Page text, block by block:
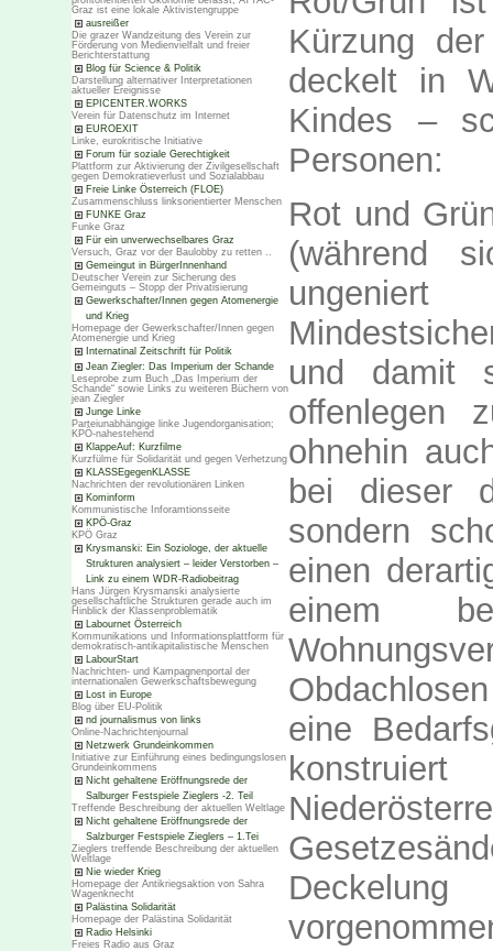
Graz ist eine lokale Aktivistengruppe
ausreißer
Die grazer Wandzeitung des Verein zur
Förderung von Medienvielfalt und freier
Berichterstattung
Blog für Science & Politik
Darstellung alternativer Interpretationen
aktueller Ereignisse
EPICENTER.WORKS
Verein für Datenschutz im Internet
EUROEXIT
Linke, eurokritische Initiative
Forum für soziale Gerechtigkeit
Plattform zur Aktivierung der Zivilgesellschaft
gegen Demokratieverlust und Sozialabbau
Freie Linke Österreich (FLOE)
Zusammenschluss linksorientierter Menschen
FUNKE Graz
Funke Graz
Für ein unverwechselbares Graz
Versuch, Graz vor der Baulobby zu retten ..
Gemeingut in BürgerInnenhand
Deutscher Verein zur Sicherung des
Gemeinguts – Stopp der Privatisierung
Gewerkschafter/Innen gegen Atomenergie
und Krieg
Homepage der Gewerkschafter/Innen gegen
Atomenergie und Krieg
Internatinal Zeitschrift für Politik
Jean Ziegler: Das Imperium der Schande
Leseprobe zum Buch „Das Imperium der
Schande“ sowie Links zu weiteren Büchern von
jean Ziegler
Junge Linke
Parteiunabhängige linke Jugendorganisation;
KPÖ-nahestehend
KlappeAuf: Kurzfilme
Kurzfülme für Solidarität und gegen Verhetzung
KLASSEgegenKLASSE
Nachrichten der revolutionären Linken
Kominform
Kommunistische Inforamtionsseite
KPÖ-Graz
KPÖ Graz
Krysmanski: Ein Soziologe, der aktuelle
Strukturen analysiert – leider Verstorben –
Link zu einem WDR-Radiobeitrag
Hans Jürgen Krysmanski analysierte
gesellschaftliche Strukturen gerade auch im
Hinblick der Klassenproblematik
Labournet Österreich
Kommunikations und Informationsplattform für
demokratisch-antikapitalistische Menschen
LabourStart
Nachrichten- und Kampagnenportal der
internationalen Gewerkschaftsbewegung
Lost in Europe
Blog über EU-Politik
nd journalismus von links
Online-Nachrichtenjournal
Netzwerk Grundeinkommen
Initiative zur Einführung eines bedingungslosen
Grundeinkommens
Nicht gehaltene Eröffnungsrede der
Salburger Festspiele Zieglers -2. Teil
Treffende Beschreibung der aktuellen Weltlage
Nicht gehaltene Eröffnungsrede der
Salzburger Festspiele Zieglers – 1.Tei
Zieglers treffende Beschreibung der aktuellen
Weltlage
Nie wieder Krieg
Homepage der Antikriegsaktion von Sahra
Wagenknecht
Palästina Solidarität
Homepage der Palästina Solidarität
Radio Helsinki
Freies Radio aus Graz
Kürzung
deckelt in
Kindes –
Personen:
Rot und
(während
und damit
offenlegen
ohnehin
bei dieser
sondern
einen
einem
eine